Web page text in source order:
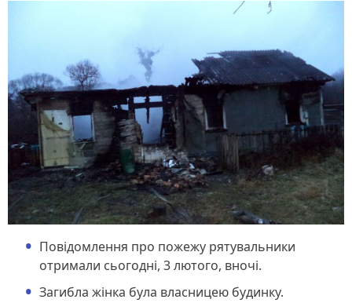
Повідомлення про пожежу рятувальники
отримали сьогодні, 3 лютого, вночі.
Загибла жінка була власницею будинку.